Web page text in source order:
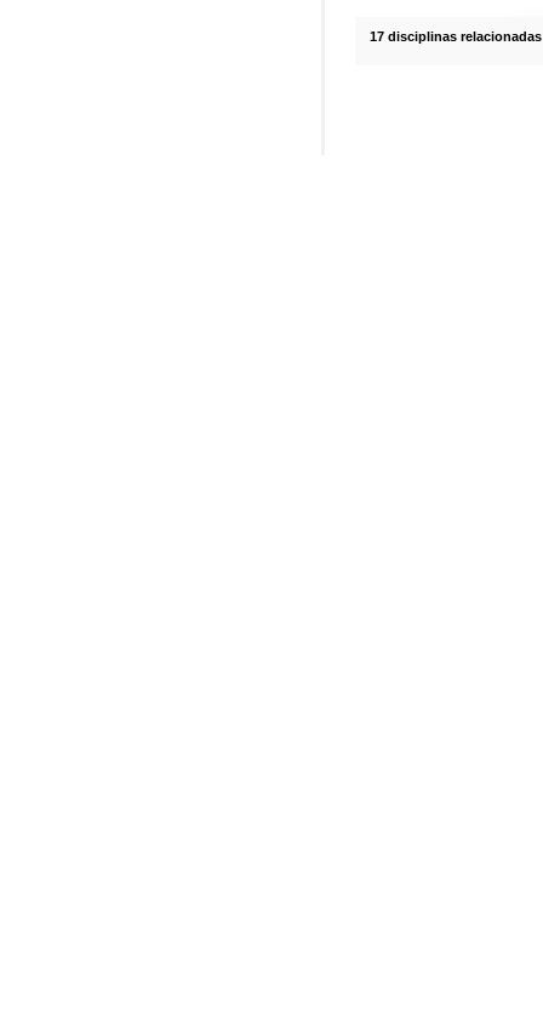
17 disciplinas